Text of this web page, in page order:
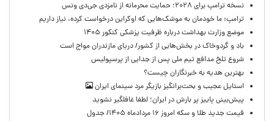
نسخه ترامپ برای ۲۰۲۸؛ حمایت محرمانه از نامزدی جی‌دی ونس
ترامپ: ما خودمان به موشک‌هایی که اوکراین درخواست کرده، نیاز داریم
موضع وزارت بهداشت درباره ظرفیت پزشکی کنکور ۱۴۰۵
باد و گردوخاک در بخش‌هایی از کشور/ دریای مازندران مواج است
شروع تلخ مدافع تیم ملی پس از جدایی از پرسپولیس
بهترین هدیه به خبرنگاران چیست؟
استایل عجیب و بحث‌برانگیز بازیگر مرد سینمای ایران
پیش‌بینی پاییز پر بارش در ایران؛ لطفا غافلگیر نشوید
قیمت جدید طلا و سکه امروز ۱۶ مردادماه ۱۴۰۵/ جدول